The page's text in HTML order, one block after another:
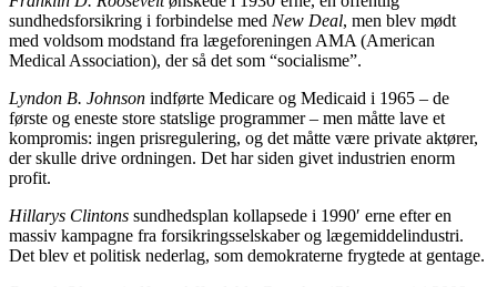
sundhedsforsikring i forbindelse med New Deal, men blev mødt
med voldsom modstand fra lægeforeningen AMA (American
Medical Association), der så det som “socialisme”.
Lyndon B. Johnson indførte Medicare og Medicaid i 1965 – de
første og eneste store statslige programmer – men måtte lave et
kompromis: ingen prisregulering, og det måtte være private aktører,
der skulle drive ordningen. Det har siden givet industrien enorm
profit.
Hillarys Clintons sundhedsplan kollapsede i 1990′ erne efter en
massiv kampagne fra forsikringsselskaber og lægemiddelindustri.
Det blev et politisk nederlag, som demokraterne frygtede at gentage.